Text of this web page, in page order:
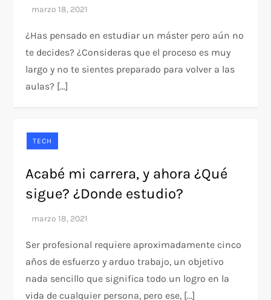
¿Has pensado en estudiar un máster pero aún no
te decides? ¿Consideras que el proceso es muy
largo y no te sientes preparado para volver a las
aulas? […]
TECH
Acabé mi carrera, y ahora ¿Qué
sigue? ¿Donde estudio?
Ser profesional requiere aproximadamente cinco
años de esfuerzo y arduo trabajo, un objetivo
nada sencillo que significa todo un logro en la
vida de cualquier persona, pero ese, […]